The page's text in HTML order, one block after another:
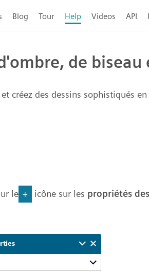
Blog Tour Help Videos API
de biseau
créez des dessins sophistiqués
le + icône sur les propriétés